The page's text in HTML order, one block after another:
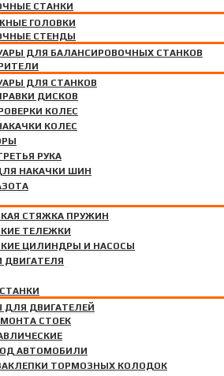
ГОЛОВКИ
СТАНКИ
ДЛЯ БАЛАНСИРОВОЧНЫХ СТАНКОВ
СТЕНДЫ
ДЛЯ СТАНКОВ
НАКАЧКИ
ДИСКОВ
КОЛЕС
КОЛЕС
РУКА
НАКАЧКИ ШИН
СТЯЖКА ПРУЖИН
ТЕЛЕЖКИ
ЦИЛИНДРЫ И НАСОСЫ
ДВИГАТЕЛЯ
ДЛЯ ДВИГАТЕЛЕЙ
СТОЕК
АВТОМОБИЛИ
ТОРМОЗНЫХ КОЛОДОК